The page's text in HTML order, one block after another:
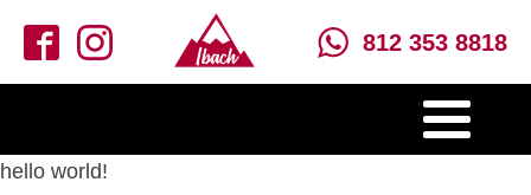
812 353 8818
hello world!